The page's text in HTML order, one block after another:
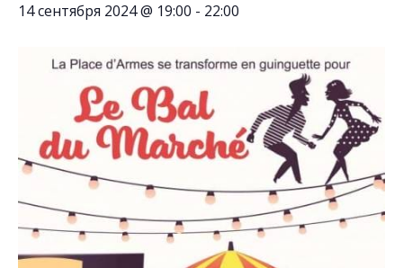
14 сентября 2024 @ 19:00 - 22:00